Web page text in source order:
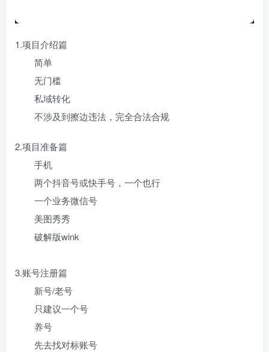
1.项目介绍篇
简单
无门槛
私域转化
不涉及到擦边违法，完全合法合规
2.项目准备篇
手机
两个抖音号或快手号，一个也行
一个业务微信号
美图秀秀
破解版wink
3.账号注册篇
新号/老号
只建议一个号
养号
先去找对标账号